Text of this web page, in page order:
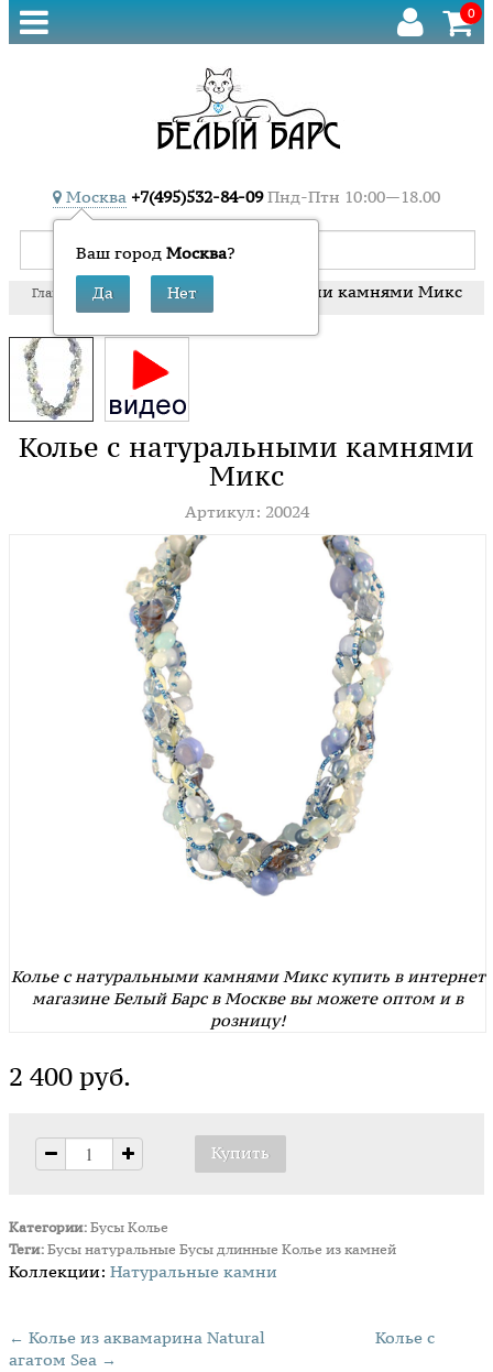
0
Москва
Ваш город Москва?
+7(495)532-84-09 Пнд-Птн 10:00—18.00
Главная »Бусы Колье с натуральными камнями Микс
Колье с натуральными камнями
Микс
Артикул: 20024
Колье с натуральными камнями Микс купить в интернет
магазине Белый Барс в Москве вы можете оптом и в
розницу!
2 400 руб.
Категории: Бусы Колье
Теги: Бусы натуральные Бусы длинные Колье из камней
Коллекции: Натуральные камни
← Колье из аквамарина Natural
Колье с
агатом Sea →